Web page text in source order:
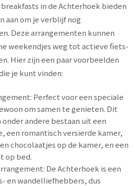
in de Achterhoek bieden
aan om je verblijf nog
Deze arrangementen kunnen
weekendjes weg tot actieve fiets-
Hier zijn een paar voorbeelden
je kunt vinden:
Perfect voor een speciale
om samen te genieten. Dit
andere bestaan uit een
een romantisch versierde kamer,
chocolaatjes op de kamer, en een
op bed.
De Achterhoek is een
en wandelliefhebbers, dus